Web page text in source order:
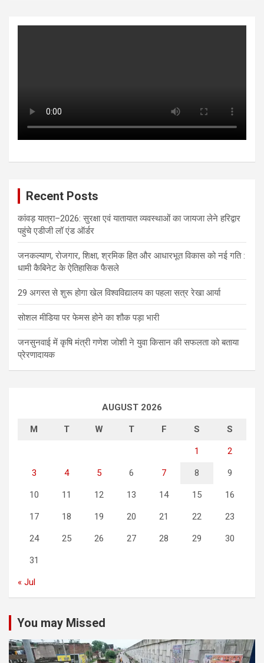
Recent Posts
कांवड़ यात्रा–2026: सुरक्षा एवं यातायात व्यवस्थाओं का जायजा लेने हरिद्वार
पहुंचे एडीजी लॉ एंड ऑर्डर
जनकल्याण, रोजगार, शिक्षा, श्रमिक हित और आधारभूत विकास को नई गति :
धामी कैबिनेट के ऐतिहासिक फैसले
29 अगस्त से शुरू होगा खेल विश्वविद्यालय का पहला सत्र रेखा आर्या
सोशल मीडिया पर फेमस होने का शौक पड़ा भारी
जनसुनवाई में कृषि मंत्री गणेश जोशी ने युवा किसान की सफलता को बताया
प्रेरणादायक
AUGUST 2026
M T W T F S S
1 2
3 4 5 6 7 8 9
10 11 12 13 14 15 16
17 18 19 20 21 22 23
24 25 26 27 28 29 30
31
« Jul
You may Missed